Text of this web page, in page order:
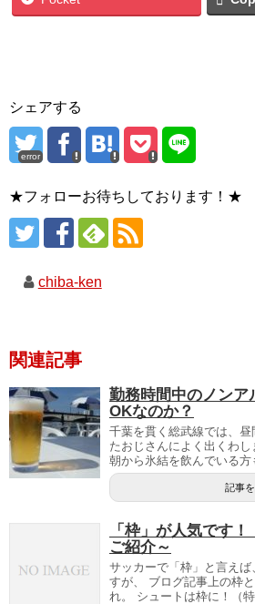
シェアする
error
★フォローお待ちしております！★
chiba-ken
関連記事
勤務時間中のノンア
OKなのか？
千葉を貫く総武線では、
たおじさんによく出くわ
朝から氷結を飲んでいる
記事
「枠」が人気です
ご紹介～
サッカーで「枠」と言え
すが、 ブログ記事上の枠
れ。 シュートは枠に！（